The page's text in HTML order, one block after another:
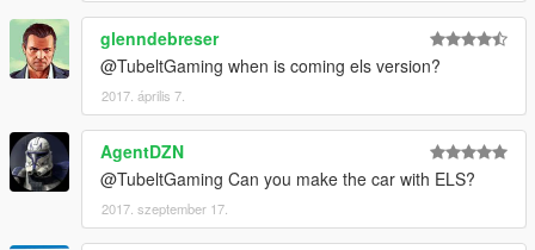
glenndebreser
@TubeltGaming when is coming els version?
2017. április 7.
AgentDZN
@TubeltGaming Can you make the car with ELS?
2017. szeptember 17.